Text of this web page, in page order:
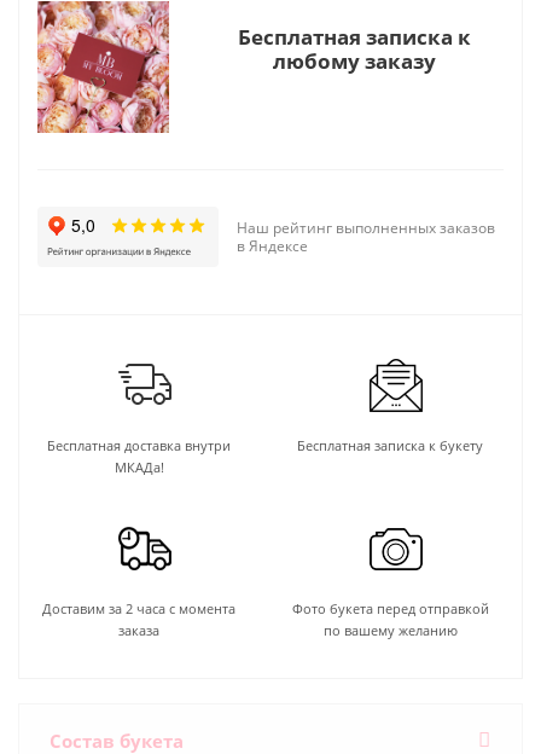
Бесплатная записка к
любому заказу
Наш рейтинг выполненных заказов
в Яндексе
Бесплатная доставка внутри
МКАДа!
Бесплатная записка к букету
Доставим за 2 часа с момента
заказа
Фото букета перед отправкой
по вашему желанию
Состав букета